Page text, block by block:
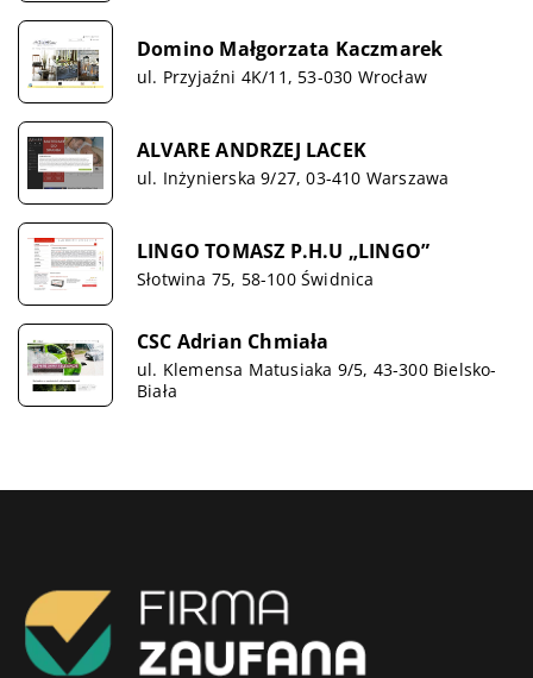
Domino Małgorzata Kaczmarek
ul. Przyjaźni 4K/11, 53-030 Wrocław
ALVARE ANDRZEJ LACEK
ul. Inżynierska 9/27, 03-410 Warszawa
LINGO TOMASZ P.H.U „LINGO”
Słotwina 75, 58-100 Świdnica
CSC Adrian Chmiała
ul. Klemensa Matusiaka 9/5, 43-300 Bielsko-
Biała